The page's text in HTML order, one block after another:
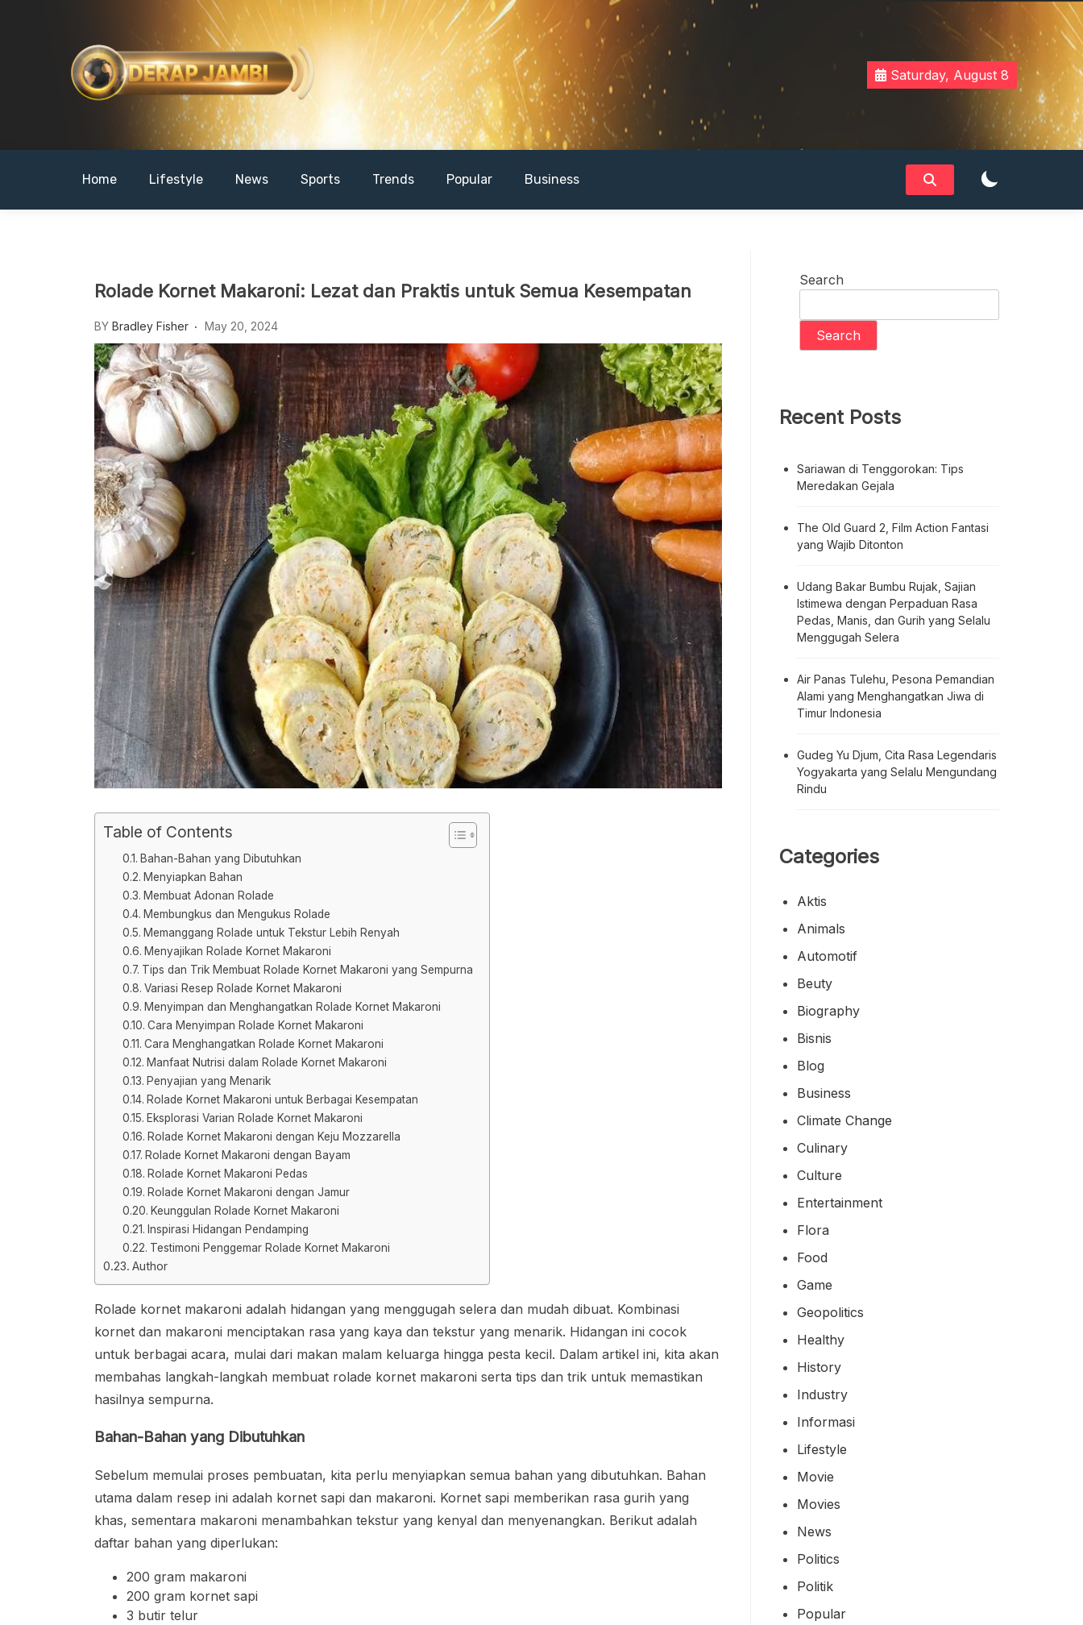
DERAPJAMBI
Saturday, August 8
Home Lifestyle News Sports Trends Popular Business
Rolade Kornet Makaroni: Lezat dan Praktis untuk Semua Kesempatan
BY Bradley Fisher May 20, 2024
Table of Contents
Bahan-Bahan yang Dibutuhkan
Menyiapkan Bahan
Membuat Adonan Rolade
Membungkus dan Mengukus Rolade
Memanggang Rolade untuk Tekstur Lebih Renyah
Menyajikan Rolade Kornet Makaroni
Tips dan Trik Membuat Rolade Kornet Makaroni yang Sempurna
Variasi Resep Rolade Kornet Makaroni
Menyimpan dan Menghangatkan Rolade Kornet Makaroni
Cara Menyimpan Rolade Kornet Makaroni
Cara Menghangatkan Rolade Kornet Makaroni
Manfaat Nutrisi dalam Rolade Kornet Makaroni
Penyajian yang Menarik
Rolade Kornet Makaroni untuk Berbagai Kesempatan
Eksplorasi Varian Rolade Kornet Makaroni
Rolade Kornet Makaroni dengan Keju Mozzarella
Rolade Kornet Makaroni dengan Bayam
Rolade Kornet Makaroni Pedas
Rolade Kornet Makaroni dengan Jamur
Keunggulan Rolade Kornet Makaroni
Inspirasi Hidangan Pendamping
Testimoni Penggemar Rolade Kornet Makaroni
Author
Rolade kornet makaroni adalah hidangan yang menggugah selera dan mudah dibuat. Kombinasi
kornet dan makaroni menciptakan rasa yang kaya dan tekstur yang menarik. Hidangan ini cocok
untuk berbagai acara, mulai dari makan malam keluarga hingga pesta kecil. Dalam artikel ini, kita akan
membahas langkah-langkah membuat rolade kornet makaroni serta tips dan trik untuk memastikan
hasilnya sempurna.
Bahan-Bahan yang Dibutuhkan
Sebelum memulai proses pembuatan, kita perlu menyiapkan semua bahan yang dibutuhkan. Bahan
utama dalam resep ini adalah kornet sapi dan makaroni. Kornet sapi memberikan rasa gurih yang
khas, sementara makaroni menambahkan tekstur yang kenyal dan menyenangkan. Berikut adalah
daftar bahan yang diperlukan:
200 gram makaroni
200 gram kornet sapi
3 butir telur
Search
Search
Recent Posts
Sariawan di Tenggorokan: Tips
Meredakan Gejala
The Old Guard 2, Film Action Fantasi
yang Wajib Ditonton
Udang Bakar Bumbu Rujak, Sajian
Istimewa dengan Perpaduan Rasa
Pedas, Manis, dan Gurih yang Selalu
Menggugah Selera
Air Panas Tulehu, Pesona Pemandian
Alami yang Menghangatkan Jiwa di
Timur Indonesia
Gudeg Yu Djum, Cita Rasa Legendaris
Yogyakarta yang Selalu Mengundang
Rindu
Categories
Aktis
Animals
Automotif
Beuty
Biography
Bisnis
Blog
Business
Climate Change
Culinary
Culture
Entertainment
Flora
Food
Game
Geopolitics
Healthy
History
Industry
Informasi
Lifestyle
Movie
Movies
News
Politics
Politik
Popular